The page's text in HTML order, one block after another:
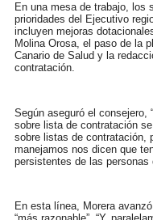
En una mesa de trabajo, los
prioridades del Ejecutivo
incluyen mejoras
Molina Orosa, el paso de la
Canario de Salud y la
contratación.
Según aseguró el consejero,
sobre lista de contratación
sobre listas de contratación,
manejamos nos dicen que
persistentes de las personas
En esta línea, Morera